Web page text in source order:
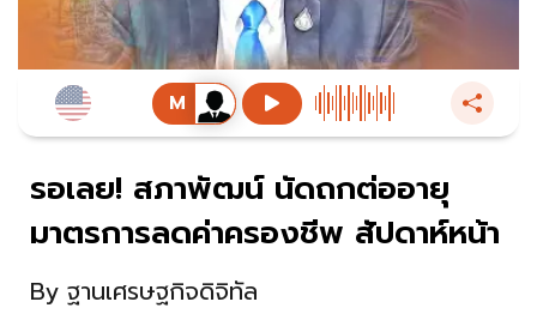
รอเลย! สภาพัฒน์ นัดถกต่ออายุ
มาตรการลดค่าครองชีพ สัปดาห์หน้า
By ฐานเศรษฐกิจดิจิทัล